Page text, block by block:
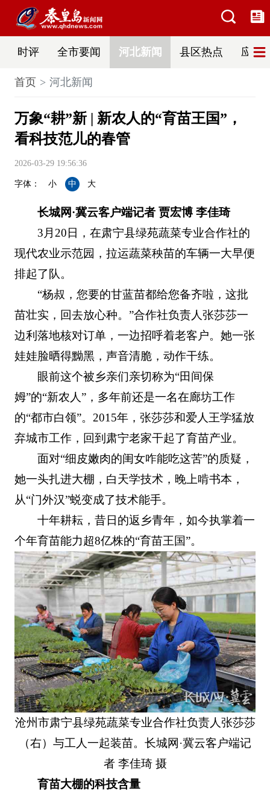
时评 全市要闻 河北新闻 县区热点 应急
首页 河北新闻
万象“耕”新 | 新农人的“育苗王国”，
看科技范儿的春管
2026-03-29 19:56:36
字体： 小 中 大
长城网·冀云客户端记者 贾宏博 李佳琦
3月20日，在肃宁县绿苑蔬菜专业合作社的
现代农业示范园，拉运蔬菜秧苗的车辆一大早便
排起了队。
“杨叔，您要的甘蓝苗都给您备齐啦，这批
苗壮实，回去放心种。”合作社负责人张莎莎一
边利落地核对订单，一边招呼着老客户。她一张
娃娃脸晒得黝黑，声音清脆，动作干练。
眼前这个被乡亲们亲切称为“田间保
姆”的“新农人”，多年前还是一名在廊坊工作
的“都市白领”。2015年，张莎莎和爱人王学猛放
弃城市工作，回到肃宁老家干起了育苗产业。
面对“细皮嫩肉的闺女咋能吃这苦”的质疑，
她一头扎进大棚，白天学技术，晚上啃书本，
从“门外汉”蜕变成了技术能手。
十年耕耘，昔日的返乡青年，如今执掌着一
个年育苗能力超8亿株的“育苗王国”。
沧州市肃宁县绿苑蔬菜专业合作社负责人张莎莎
（右）与工人一起装苗。长城网·冀云客户端记
者 李佳琦 摄
育苗大棚的科技含量